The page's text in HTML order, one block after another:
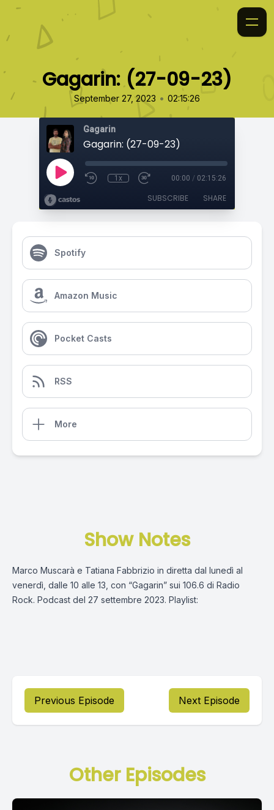
Gagarin: (27-09-23)
September 27, 2023 • 02:15:26
Gagarin
Gagarin: (27-09-23)
1x 00:00 / 02:15:26
SUBSCRIBE SHARE
Spotify
Amazon Music
Pocket Casts
RSS
More
Show Notes
Marco Muscarà e Tatiana Fabbrizio in diretta dal lunedì al
venerdì, dalle 10 alle 13, con “Gagarin” sui 106.6 di Radio
Rock. Podcast del 27 settembre 2023. Playlist:
Previous Episode Next Episode
Other Episodes